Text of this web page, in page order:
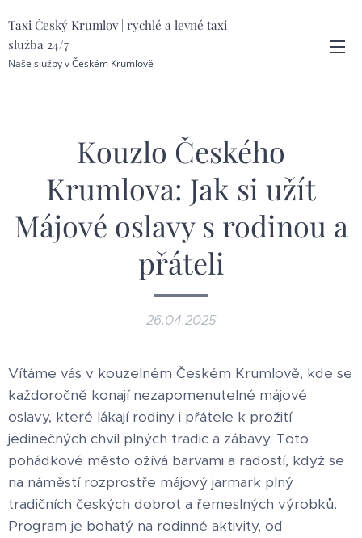
Taxi Český Krumlov | rychlé a levné taxi
služba 24/7
Naše služby v Českém Krumlově
Kouzlo Českého
Krumlova: Jak si užít
Májové oslavy s rodinou a
přáteli
26.04.2025
Vítáme vás v kouzelném Českém Krumlově, kde se
každoročně konají nezapomenutelné májové
oslavy, které lákají rodiny i přátele k prožití
jedinečných chvil plných tradic a zábavy. Toto
pohádkové město ožívá barvami a radostí, když se
na náměstí rozprostře májový jarmark plný
tradičních českých dobrot a řemeslných výrobků.
Program je bohatý na rodinné aktivity, od